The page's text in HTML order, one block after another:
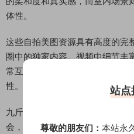
体性。
这些自拍美图资源具有高度的完
圈中的独家内容。视频中细节丰
常互动片段，户外部分则融入了
性。
九斤明哥的微密圈资源为粉丝提
会，这些高质量内容持续吸引着
站点
尊敬的朋友们： 本站永